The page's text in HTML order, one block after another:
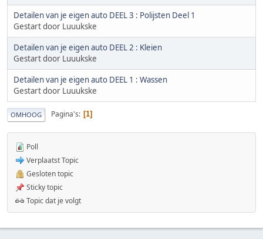
Detailen van je eigen auto DEEL 3 : Polijsten Deel 1
Gestart door Luuukske
Detailen van je eigen auto DEEL 2 : Kleien
Gestart door Luuukske
Detailen van je eigen auto DEEL 1 : Wassen
Gestart door Luuukske
OMHOOG Pagina's 1
Poll
Verplaatst Topic
Gesloten topic
Sticky topic
Topic dat je volgt